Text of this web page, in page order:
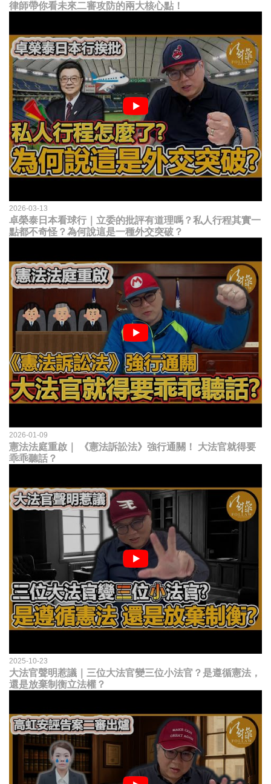
律師帶你看未來二審攻防的兩大核心點！
2026-03-13
卓榮泰日本看球行｜立委的批評有道理嗎？私人行程其實一
點都不奇怪？為何說這是一種外交突破？
2026-01-09
憲法法庭重啟｜ 《憲法訴訟法》強行通關！ 大法官就得要
乖乖聽話？
2025-10-23
大法官聲明惹議｜三位大法官變三位小法官？是遵循憲法，
還是放棄制衡立法權？